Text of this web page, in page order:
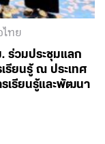
ทย
ร่วมประชุมแลก
รียนรู้ ณ ประเทศ
รเรียนรู้และพัฒนา